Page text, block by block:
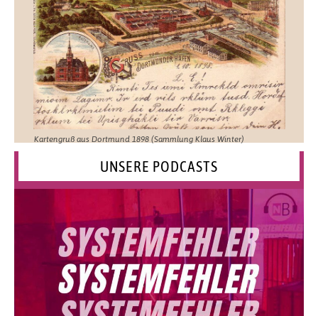
Kartengruß aus Dortmund 1898 (Sammlung Klaus Winter)
UNSERE PODCASTS